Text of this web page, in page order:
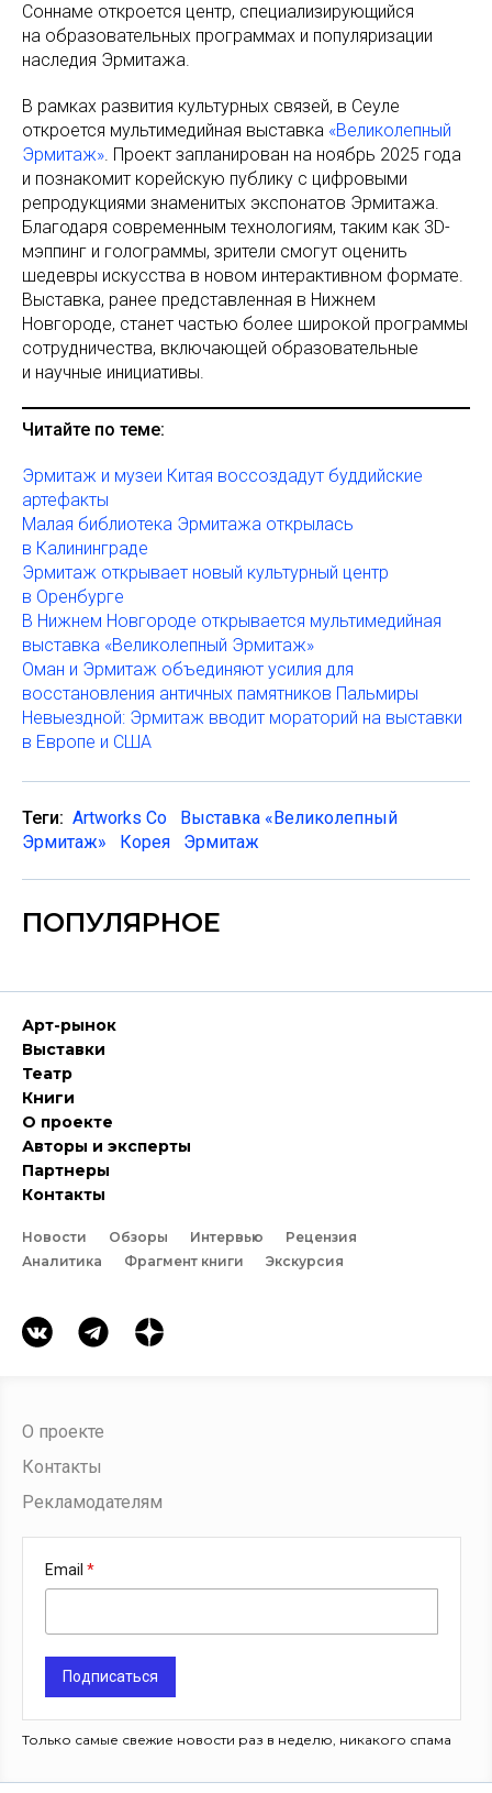
Соннаме откроется центр, специализирующийся
на образовательных программах и популяризации
наследия Эрмитажа.
В рамках развития культурных связей, в Сеуле
откроется мультимедийная выставка «Великолепный
Эрмитаж». Проект запланирован на ноябрь 2025 года
и познакомит корейскую публику с цифровыми
репродукциями знаменитых экспонатов Эрмитажа.
Благодаря современным технологиям, таким как 3D-
мэппинг и голограммы, зрители смогут оценить
шедевры искусства в новом интерактивном формате.
Выставка, ранее представленная в Нижнем
Новгороде, станет частью более широкой программы
сотрудничества, включающей образовательные
и научные инициативы.
Читайте по теме:
Эрмитаж и музеи Китая воссоздадут буддийские
артефакты
Малая библиотека Эрмитажа открылась
в Калининграде
Эрмитаж открывает новый культурный центр
в Оренбурге
В Нижнем Новгороде открывается мультимедийная
выставка «Великолепный Эрмитаж»
Оман и Эрмитаж объединяют усилия для
восстановления античных памятников Пальмиры
Невыездной: Эрмитаж вводит мораторий на выставки
в Европе и США
Теги: Artworks Co
Выставка «Великолепный
Эрмитаж»
Корея Эрмитаж
ПОПУЛЯРНОЕ
Арт-рынок
Выставки
Театр
Книги
О проекте
Авторы и эксперты
Партнеры
Контакты
Новости Обзоры Интервью
Рецензия
Аналитика
Фрагмент книги Экскурсия
О проекте
Контакты
Рекламодателям
Email
Подписаться
Только самые свежие новости раз в неделю, никакого спама